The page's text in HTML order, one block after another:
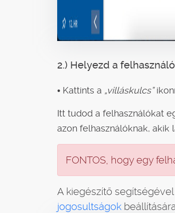
2.) Helyezd a
• Kattints a „villáskulcs”
Itt tudod a felhasználókat
azon felhasználóknak,
FONTOS, hogy egy
A kiegészítő
jogosultságok